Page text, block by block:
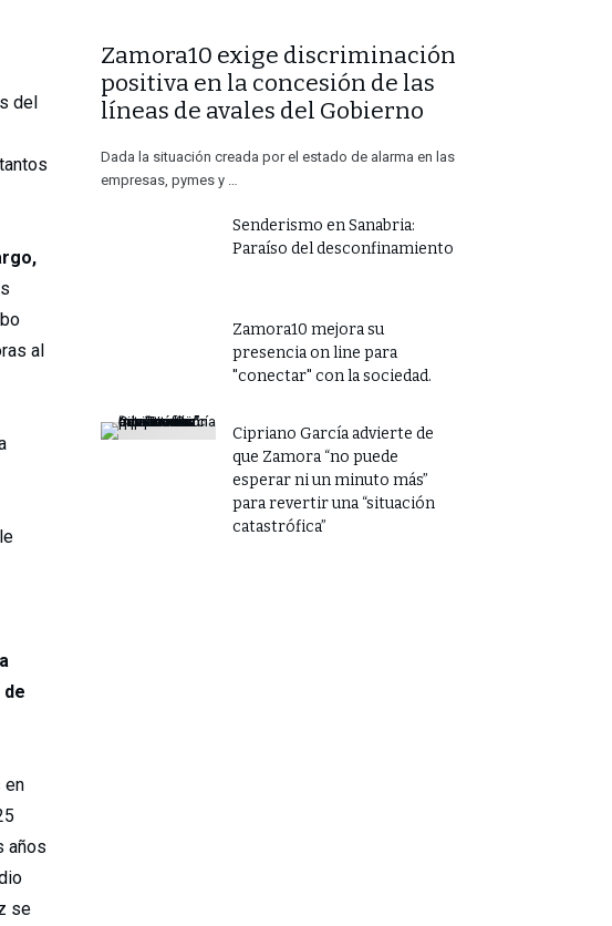
del
al
en
años
se
​Zamora10 exige discriminación
positiva en la concesión de las
líneas de avales del Gobierno
Dada la situación creada por el estado de alarma en las
empresas, pymes y …
Senderismo en Sanabria:
Paraíso del desconfinamiento
Zamora10 mejora su
presencia on line para
"conectar" con la sociedad.
​Cipriano García advierte de
que Zamora “no puede
esperar ni un minuto más”
para revertir una “situación
catastrófica”